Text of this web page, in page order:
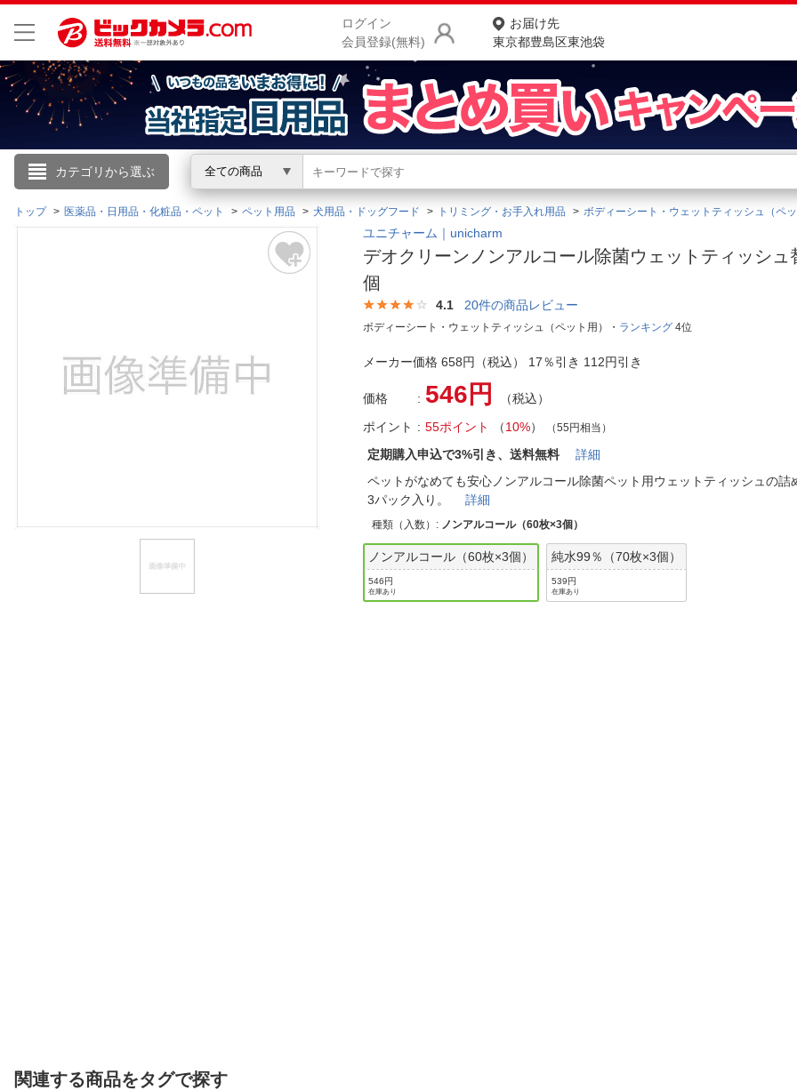
ログイン
会員登録(無料)
お届け先
東京都豊島区東池袋
カテゴリから選ぶ 全ての商品
こんにちは
ログイン
閲覧履歴
商品をさがす
ランキングからさがす
カテゴリ一覧からさがす
お客様サポート
よくある質問・お問合せ
トップ 医薬品・日用品・化粧品・ペット ペット用品 犬用品・ドッグフード トリミング・お手入れ用品 ボディーシート・ウェットティッシュ（ペッ
ユニチャーム｜unicharm
デオクリーンノンアルコール除菌ウェットティッシュ
個
4.1 20件の商品レビュー
ボディーシート・ウェットティッシュ（ペット用）・ ランキング 4位
メーカー価格 658円（税込） 17％引き 112円引き
価格 546円
（税込）
ポイント
55ポイント （10%） （55円相当）
定期購入申込で3%引き、送料無料詳細
ペットがなめても安心ノンアルコール除菌ペット用ウェットティッシュの詰
3パック入り。詳細
種類（入数） : ノンアルコール（60枚×3個）
ノンアルコール（60枚×3個）
546円
在庫あり
純水99％（70枚×3個）
539円
在庫あり
関連する商品をタグで探す